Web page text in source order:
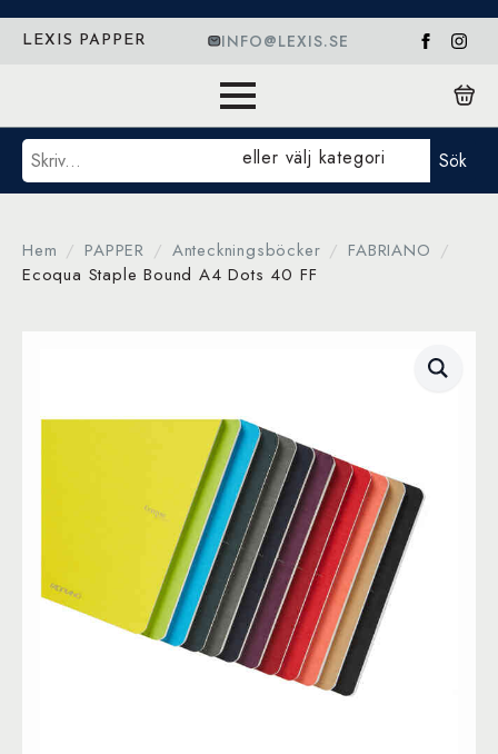
LEXIS PAPPER INFO@LEXIS.SE
Sök eller välj kategori Sök
Hem PAPPER Anteckningsböcker
FABRIANO
Ecoqua Staple Bound A4 Dots 40 FF